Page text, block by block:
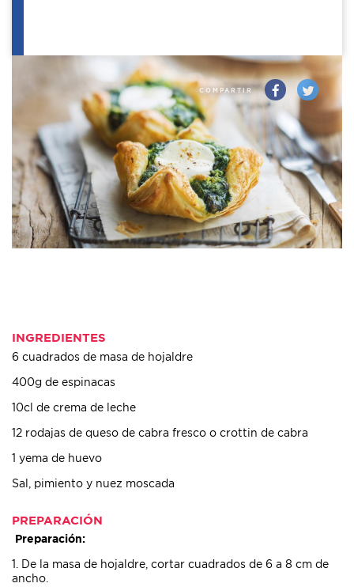
COMPARTIR
INGREDIENTES
6 cuadrados de masa de hojaldre
400g de espinacas
10cl de crema de leche
12 rodajas de queso de cabra fresco o crottin de cabra
1 yema de huevo
Sal, pimiento y nuez moscada
PREPARACIÓN
Preparación:
1. De la masa de hojaldre, cortar cuadrados de 6 a 8 cm de
ancho.